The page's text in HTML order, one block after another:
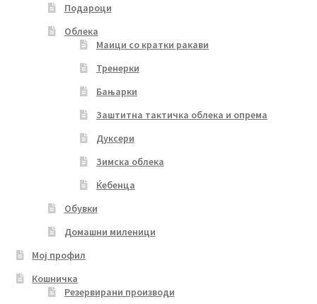
Подароци
Облека
Маици со кратки ракави
Тренерки
Бањарки
Заштитна тактичка облека и опрема
Дуксери
Зимска облека
Ќебенца
Обувки
Домашни миленици
Мој профил
Кошничка
Резервирани производи